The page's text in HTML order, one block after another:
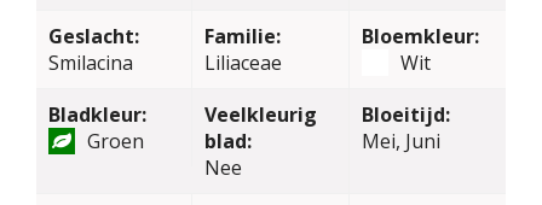
Geslacht:
Smilacina
Familie:
Liliaceae
Bloemkleur:
Wit
Bladkleur:
Groen
Veelkleurig
blad:
Nee
Bloeitijd:
Mei, Juni